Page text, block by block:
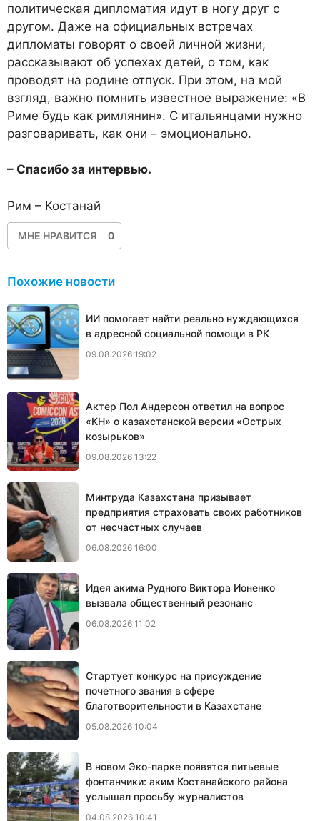
политическая дипломатия идут в ногу друг с
другом. Даже на официальных встречах
дипломаты говорят о своей личной жизни,
рассказывают об успехах детей, о том, как
проводят на родине отпуск. При этом, на мой
взгляд, важно помнить известное выражение: «В
Риме будь как римлянин». С итальянцами нужно
разговаривать, как они – эмоционально.
– Спасибо за интервью.
Рим – Костанай
МНЕ НРАВИТСЯ 0
Похожие новости
ИИ помогает найти реально нуждающихся
в адресной социальной помощи в РК
09.08.2026 19:02
Актер Пол Андерсон ответил на вопрос
«КН» о казахстанской версии «Острых
козырьков»
09.08.2026 13:22
Минтруда Казахстана призывает
предприятия страховать своих работников
от несчастных случаев
06.08.2026 16:00
Идея акима Рудного Виктора Ионенко
вызвала общественный резонанс
06.08.2026 11:02
Стартует конкурс на присуждение
почетного звания в сфере
благотворительности в Казахстане
05.08.2026 10:04
В новом Эко-парке появятся питьевые
фонтанчики: аким Костанайского района
услышал просьбу журналистов
04.08.2026 10:41